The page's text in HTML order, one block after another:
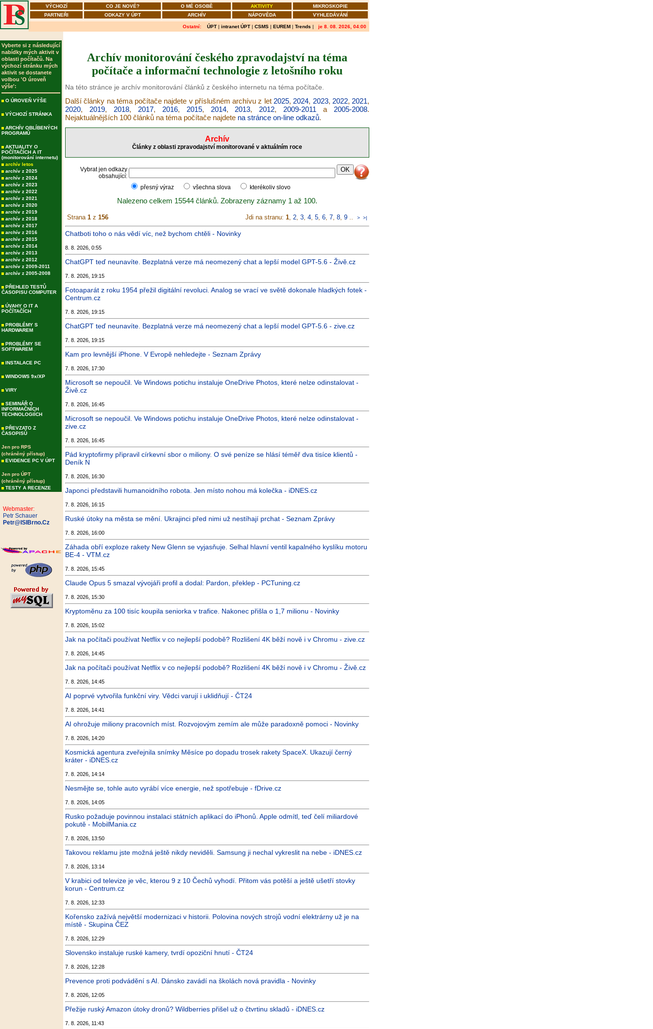
VÝCHOZÍ CO JE NOVÉ? O MÉ OSOBĚ AKTIVITY
MIKROSKOPIE
PARTNEŘI
ODKAZY V ÚPT ARCHÍV NÁPOVĚDA VYHLEDÁVÁNÍ
Ostatní: ÚPT | intranet ÚPT | CSMS | EUREM | Trends | je 8. 08. 2026, 04:00
Vyberte si z následující
nabídky mých aktivit v
oblasti počítačů. Na
výchozí stránku mých
aktivit se dostanete
volbou 'O úroveň
výše':
O ÚROVEŇ VÝŠE
VÝCHOZÍ STRÁNKA
ARCHÍV OBLÍBENÝCH
PROGRAMŮ
AKTUALITY O
POČÍTAČÍCH A IT
(monitorování internetu)
archív letos
archív z 2025
archív z 2024
archív z 2023
archív z 2022
archív z 2021
archív z 2020
archív z 2019
archív z 2018
archív z 2017
archív z 2016
archív z 2015
archív z 2014
archív z 2013
archív z 2012
archív z 2009-2011
archív z 2005-2008
PŘEHLED TESTŮ
ČASOPISU COMPUTER
ÚVAHY O IT A
POČÍTAČÍCH
PROBLÉMY S
HARDWAREM
PROBLÉMY SE
SOFTWAREM
INSTALACE PC
WINDOWS 9x/XP
VIRY
SEMINÁŘ O
INFORMAČNÍCH
TECHNOLOGIÍCH
PŘEVZATO Z
ČASOPISŮ
Jen pro RPS
(chráněný přístup)
EVIDENCE PC V ÚPT
Jen pro ÚPT
(chráněný přístup)
TESTY A RECENZE
Webmaster:
Petr Schauer
Petr@ISIBrno.Cz
Archív monitorování českého zpravodajství na téma
počítače a informační technologie z letošního roku
Na této stránce je archív monitorování článků z českého internetu na téma počítače.
Další články na téma počítače najdete v příslušném archívu z let 2025, 2024, 2023, 2022, 2021,
2020, 2019, 2018, 2017, 2016, 2015, 2014, 2013, 2012, 2009-2011 a 2005-2008.
Nejaktuálnějších 100 článků na téma počítače najdete na stránce on-line odkazů.
Archív
Články z oblasti zpravodajství monitorované v aktuálním roce
Vybrat jen odkazy
obsahující:
přesný výraz
všechna slova kterékoliv slovo
Nalezeno celkem 15544 článků. Zobrazeny záznamy 1 až 100.
Strana 1 z 156 Jdi na stranu: 1, 2, 3, 4, 5, 6, 7, 8, 9 .. > >|
Chatboti toho o nás vědí víc, než bychom chtěli - Novinky
8. 8. 2026, 0:55
ChatGPT teď neunavíte. Bezplatná verze má neomezený chat a lepší model GPT-5.6 - Živě.cz
7. 8. 2026, 19:15
Fotoaparát z roku 1954 přežil digitální revoluci. Analog se vrací ve světě dokonale hladkých fotek -
Centrum.cz
7. 8. 2026, 19:15
ChatGPT teď neunavíte. Bezplatná verze má neomezený chat a lepší model GPT-5.6 - zive.cz
7. 8. 2026, 19:15
Kam pro levnější iPhone. V Evropě nehledejte - Seznam Zprávy
7. 8. 2026, 17:30
Microsoft se nepoučil. Ve Windows potichu instaluje OneDrive Photos, které nelze odinstalovat -
Živě.cz
7. 8. 2026, 16:45
Microsoft se nepoučil. Ve Windows potichu instaluje OneDrive Photos, které nelze odinstalovat -
zive.cz
7. 8. 2026, 16:45
Pád kryptofirmy připravil církevní sbor o miliony. O své peníze se hlásí téměř dva tisíce klientů -
Deník N
7. 8. 2026, 16:30
Japonci představili humanoidního robota. Jen místo nohou má kolečka - iDNES.cz
7. 8. 2026, 16:15
Ruské útoky na města se mění. Ukrajinci před nimi už nestíhají prchat - Seznam Zprávy
7. 8. 2026, 16:00
Záhada obří exploze rakety New Glenn se vyjasňuje. Selhal hlavní ventil kapalného kyslíku motoru
BE-4 - VTM.cz
7. 8. 2026, 15:45
Claude Opus 5 smazal vývojáři profil a dodal: Pardon, překlep - PCTuning.cz
7. 8. 2026, 15:30
Kryptoměnu za 100 tisíc koupila seniorka v trafice. Nakonec přišla o 1,7 milionu - Novinky
7. 8. 2026, 15:02
Jak na počítači používat Netflix v co nejlepší podobě? Rozlišení 4K běží nově i v Chromu - zive.cz
7. 8. 2026, 14:45
Jak na počítači používat Netflix v co nejlepší podobě? Rozlišení 4K běží nově i v Chromu - Živě.cz
7. 8. 2026, 14:45
AI poprvé vytvořila funkční viry. Vědci varují i uklidňují - ČT24
7. 8. 2026, 14:41
AI ohrožuje miliony pracovních míst. Rozvojovým zemím ale může paradoxně pomoci - Novinky
7. 8. 2026, 14:20
Kosmická agentura zveřejnila snímky Měsíce po dopadu trosek rakety SpaceX. Ukazují černý
kráter - iDNES.cz
7. 8. 2026, 14:14
Nesmějte se, tohle auto vyrábí více energie, než spotřebuje - fDrive.cz
7. 8. 2026, 14:05
Rusko požaduje povinnou instalaci státních aplikací do iPhonů. Apple odmítl, teď čelí miliardové
pokutě - MobilMania.cz
7. 8. 2026, 13:50
Takovou reklamu jste možná ještě nikdy neviděli. Samsung ji nechal vykreslit na nebe - iDNES.cz
7. 8. 2026, 13:14
V krabici od televize je věc, kterou 9 z 10 Čechů vyhodí. Přitom vás potěší a ještě ušetří stovky
korun - Centrum.cz
7. 8. 2026, 12:33
Kořensko zažívá největší modernizaci v historii. Polovina nových strojů vodní elektrárny už je na
místě - Skupina ČEZ
7. 8. 2026, 12:29
Slovensko instaluje ruské kamery, tvrdí opoziční hnutí - ČT24
7. 8. 2026, 12:28
Prevence proti podvádění s AI. Dánsko zavádí na školách nová pravidla - Novinky
7. 8. 2026, 12:05
Přežije ruský Amazon útoky dronů? Wildberries přišel už o čtvrtinu skladů - iDNES.cz
7. 8. 2026, 11:43